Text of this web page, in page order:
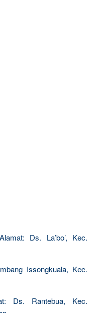
Ds. La’bo’, Kec.
Issongkuala, Kec.
Ds. Rantebua, Kec.